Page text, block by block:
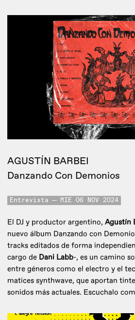
AGUSTÍN BARBEI
Danzando Con Demonios
Entrevista MIE 06 NOV 2024
El DJ y productor argentino, Agustín
nuevo álbum Danzando con
tracks editados de forma
cargo de Dani Labb-, es un camino
entre géneros como el electro y el
matices synthwave, que aportan
sonidos más actuales. Escuchalo